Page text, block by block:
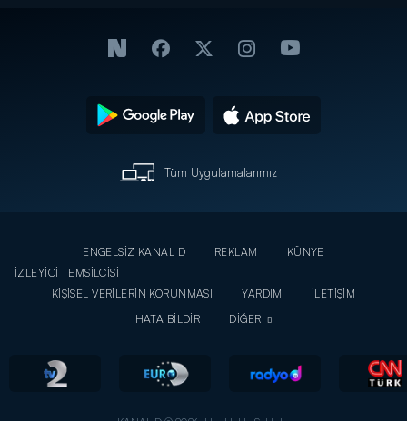
Tüm Uygulamalarımız
ENGELSİZ KANAL D REKLAM
KÜNYE
İZLEYİCİ TEMSİLCİSİ
KİŞİSEL VERİLERİN KORUNMASI
YARDIM
İLETİŞİM
HATA BİLDİR
DİĞER